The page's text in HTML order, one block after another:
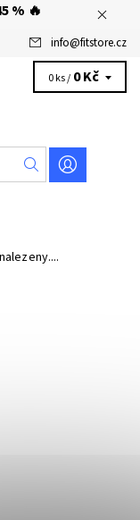
% 🔥
info@fitstore.cz
0 ks / 0 Kč